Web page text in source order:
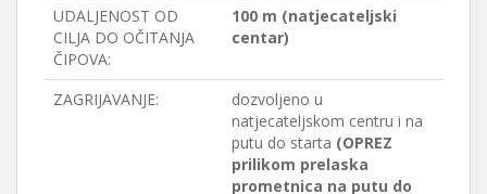
UDALJENOST OD
CILJA DO OČITANJA
ČIPOVA:
100 m (natjecateljski
centar)
ZAGRIJAVANJE:
dozvoljeno u
natjecateljskom centru i na
putu do starta (OPREZ
prilikom prelaska
prometnica na putu do